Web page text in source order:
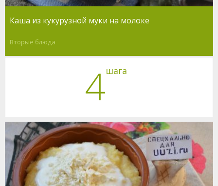
Каша из кукурузной муки на молоке
Вторые блюда
4шага